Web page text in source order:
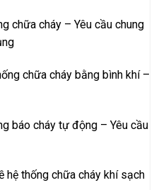
chữa cháy – Yêu cầu chung
chữa cháy bằng bình khí –
báo cháy tự động – Yêu cầu
hệ thống chữa cháy khí sạch